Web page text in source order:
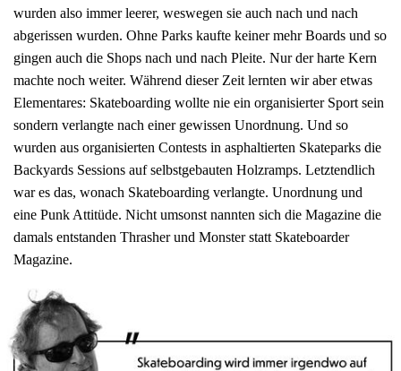
wurden also immer leerer, weswegen sie auch nach und nach
abgerissen wurden. Ohne Parks kaufte keiner mehr Boards und so
gingen auch die Shops nach und nach Pleite. Nur der harte Kern
machte noch weiter. Während dieser Zeit lernten wir aber etwas
Elementares: Skateboarding wollte nie ein organisierter Sport sein
sondern verlangte nach einer gewissen Unordnung. Und so
wurden aus organisierten Contests in asphaltierten Skateparks die
Backyards Sessions auf selbstgebauten Holzramps. Letztendlich
war es das, wonach Skateboarding verlangte. Unordnung und
eine Punk Attitüde. Nicht umsonst nannten sich die Magazine die
damals entstanden Thrasher und Monster statt Skateboarder
Magazine.